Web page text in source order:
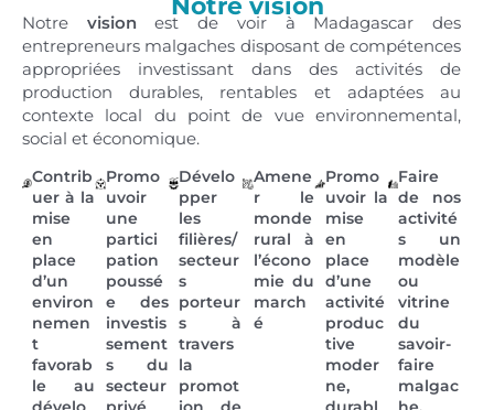
Notre vision
Notre vision est de voir à Madagascar des
entrepreneurs malgaches disposant de compétences
appropriées investissant dans des activités de
production durables, rentables et adaptées au
contexte local du point de vue environnemental,
social et économique.
Contrib
uer à la
mise
en
place
d’un
environ
nemen
t
favorab
le au
Promo
uvoir
une
partici
pation
poussé
e des
investis
sement
s du
secteur
Dévelo
pper
les
filières/
secteur
s
porteur
s à
travers
la
promot
Amene
r le
monde
rural à
l’écono
mie du
march
é
Promo
uvoir la
mise
en
place
d’une
activité
produc
tive
moder
ne,
Faire
de nos
activité
s un
modèle
ou
vitrine
du
savoir-
faire
malgac